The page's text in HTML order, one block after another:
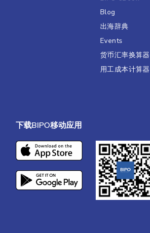
Blog
出海辞典
Events
货币汇率换算器
用工成本计算器
下载BIPO移动应用